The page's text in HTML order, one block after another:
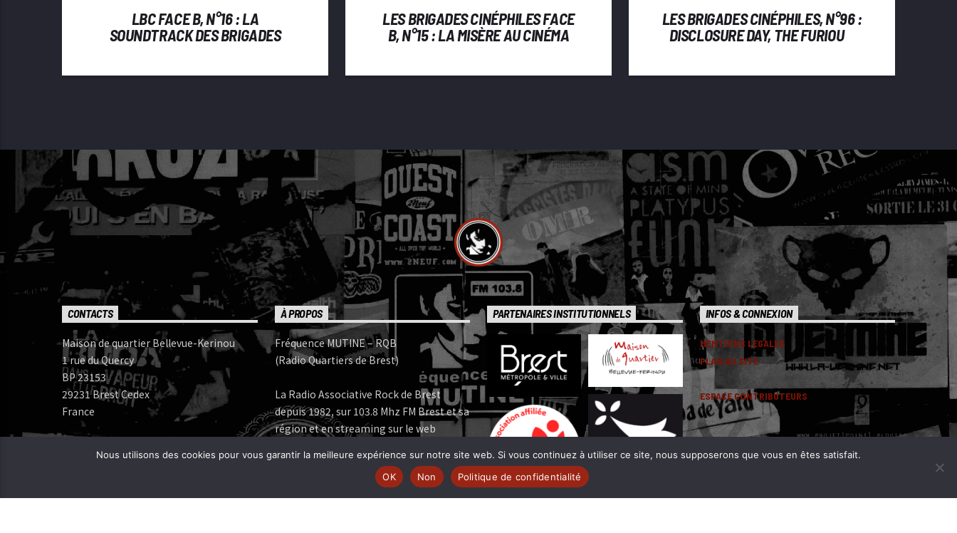
LBC FACE B, N°16 : LA
SOUNDTRACK DES BRIGADES
LES BRIGADES CINÉPHILES FACE
B, N°15 : LA MISÈRE AU CINÉMA
LES BRIGADES CINÉPHILES, N°96 :
DISCLOSURE DAY, THE FURIOUS,
CONTACTS
Maison de quartier Bellevue-Kerinou
1 rue du Quercy
BP 23153
29231 Brest Cedex
France
Bureau: 02 98 05 07 96
Mail:
À PROPOS
Fréquence MUTINE – RQB
(Radio Quartiers de Brest)
La Radio Associative Rock de Brest
depuis 1982, sur 103.8 Mhz FM Brest et sa
région et en streaming sur le web
Fréquence MUTINE est membre:
FERAROCK | www.ferarock.org |
CORLAB | www.corlab.org|
PARTENAIRES INSTITUTIONNELS INFOS & CONNEXION
MENTIONS LEGALES
PLAN DU SITE
ESPACE CONTRIBUTEURS
Nous utilisons des cookies pour vous garantir la meilleure expérience sur notre site web. Si vous continuez à utiliser ce site, nous supposerons que vous en êtes satisfait.
OK
Non Politique de confidentialité